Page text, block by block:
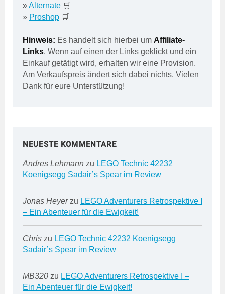
»Alternate 🛒
» Proshop 🛒
Hinweis: Es handelt sich hierbei um Affiliate-
Links. Wenn auf einen der Links geklickt und ein
Einkauf getätigt wird, erhalten wir eine Provision.
Am Verkaufspreis ändert sich dabei nichts. Vielen
Dank für eure Unterstützung!
NEUESTE KOMMENTARE
Andres Lehmann zu LEGO Technic 42232
Koenigsegg Sadair’s Spear im Review
Jonas Heyerzu LEGO Adventurers Retrospektive I
– Ein Abenteuer für die Ewigkeit!
Chris zu LEGO Technic 42232 Koenigsegg
Sadair’s Spear im Review
MB320 zu LEGO Adventurers Retrospektive I –
Ein Abenteuer für die Ewigkeit!